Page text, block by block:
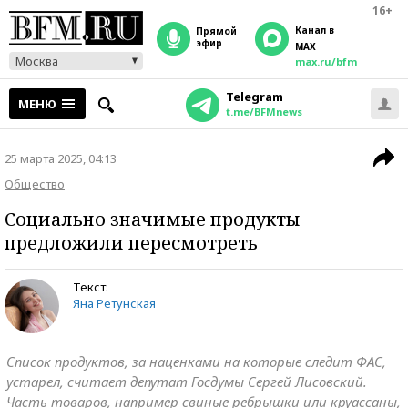
16+
Москва
прямой
эфир
Канал в
MAX
max.ru/bfm
МЕНЮ Telegram
t.me/BFMnews
25 марта 2025, 04:13
Общество
Социально значимые продукты
предложили пересмотреть
Текст:
Яна Ретунская
Список продуктов, за наценками на которые следит ФАС,
устарел, считает депутат Госдумы Сергей Лисовский.
Часть товаров, например свиные ребрышки или круассаны,